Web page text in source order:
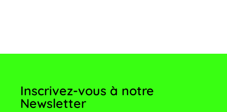
Inscrivez-vous à notre
Newsletter